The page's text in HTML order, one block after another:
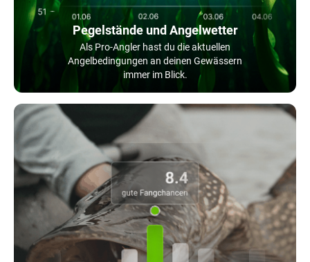
Pegelstände und Angelwetter
Als Pro-Angler hast du die aktuellen
Angelbedingungen an deinen Gewässern
immer im Blick.